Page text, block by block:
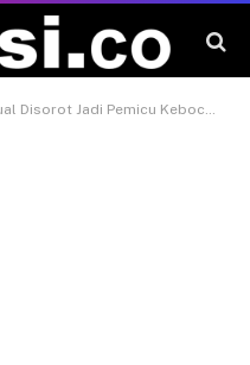
Jadi Pemicu Kebocoran PAD di Bontang